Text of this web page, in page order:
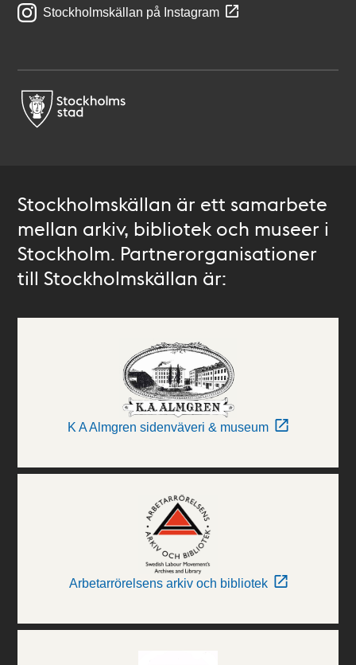
Stockholmskällan på Instagram
Stockholmskällan är ett samarbete
mellan arkiv, bibliotek och museer i
Stockholm. Partnerorganisationer
till Stockholmskällan är:
K A Almgren sidenväveri & museum
Arbetarrörelsens arkiv och bibliotek